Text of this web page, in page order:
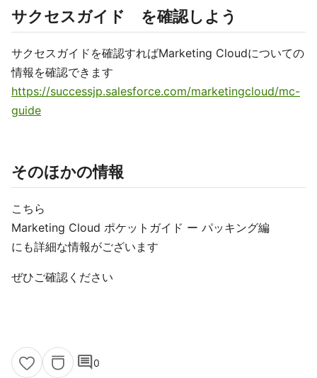
サクセスガイド を確認しよう
サクセスガイドを確認すればMarketing Cloudについての
情報を確認できます
https://successjp.salesforce.com/marketingcloud/mc-
guide
そのほかの情報
こちら
Marketing Cloud ポケットガイド ー パッキング編
にも詳細な情報がございます
ぜひご確認ください
comment0